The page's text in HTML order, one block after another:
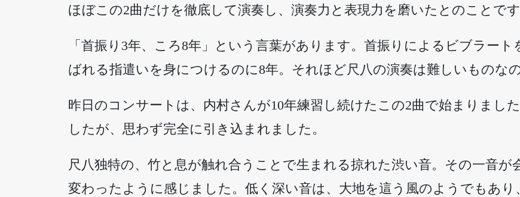
ほぼこの2曲だけを徹底して演奏し、演奏力と表現力を磨いたとのことです
「首振り3年、ころ8年」という言葉があります。首振りによるビブラー
ばれる指遣いを身につけるのに8年。それほど尺八の演奏は難しいものなの
昨日のコンサートは、内村さんが10年練習し続けたこの2曲で始まりまし
したが、思わず完全に引き込まれました。
尺八独特の、竹と息が触れ合うことで生まれる掠れた渋い音。その一音
変わったように感じました。低く深い音は、大地を這う風のようでもあ